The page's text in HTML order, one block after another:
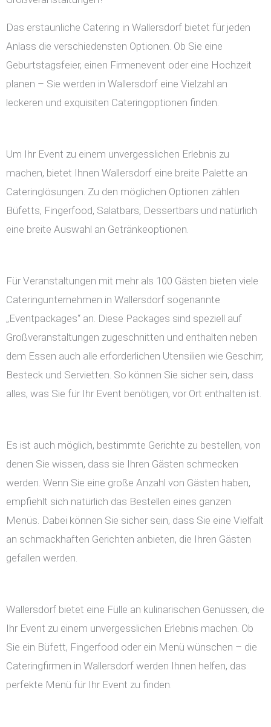
Das erstaunliche Catering in Wallersdorf bietet für jeden
Anlass die verschiedensten Optionen. Ob Sie eine
Geburtstagsfeier, einen Firmenevent oder eine Hochzeit
planen – Sie werden in Wallersdorf eine Vielzahl an
leckeren und exquisiten Cateringoptionen finden.
Um Ihr Event zu einem unvergesslichen Erlebnis zu
machen, bietet Ihnen Wallersdorf eine breite Palette an
Cateringlösungen. Zu den möglichen Optionen zählen
Büfetts, Fingerfood, Salatbars, Dessertbars und natürlich
eine breite Auswahl an Getränkeoptionen.
Für Veranstaltungen mit mehr als 100 Gästen bieten viele
Cateringunternehmen in Wallersdorf sogenannte
„Eventpackages“ an. Diese Packages sind speziell auf
Großveranstaltungen zugeschnitten und enthalten neben
dem Essen auch alle erforderlichen Utensilien wie Geschirr,
Besteck und Servietten. So können Sie sicher sein, dass
alles, was Sie für Ihr Event benötigen, vor Ort enthalten ist.
Es ist auch möglich, bestimmte Gerichte zu bestellen, von
denen Sie wissen, dass sie Ihren Gästen schmecken
werden. Wenn Sie eine große Anzahl von Gästen haben,
empfiehlt sich natürlich das Bestellen eines ganzen
Menüs. Dabei können Sie sicher sein, dass Sie eine Vielfalt
an schmackhaften Gerichten anbieten, die Ihren Gästen
gefallen werden.
Wallersdorf bietet eine Fülle an kulinarischen Genüssen, die
Ihr Event zu einem unvergesslichen Erlebnis machen. Ob
Sie ein Büfett, Fingerfood oder ein Menü wünschen – die
Cateringfirmen in Wallersdorf werden Ihnen helfen, das
perfekte Menü für Ihr Event zu finden.